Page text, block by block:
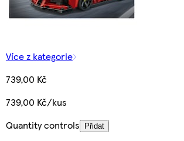
Více z kategorie
739,00 Kč
739,00 Kč/kus
Quantity controls
Přidat